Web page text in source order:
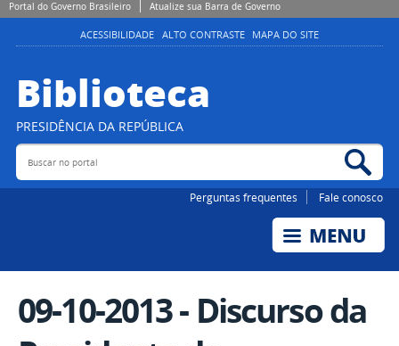
Portal do Governo Brasileiro Atualize sua Barra de Governo
ACESSIBILIDADE ALTO CONTRASTE MAPA DO SITE
Biblioteca
PRESIDÊNCIA DA REPÚBLICA
Buscar no portal
Perguntas frequentes Fale conosco
09-10-2013 - Discurso da